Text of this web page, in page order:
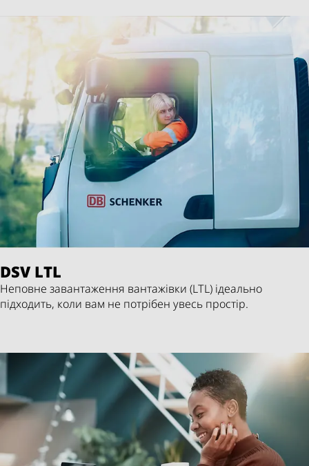
DSVLTL
Неповне завантаження вантажівки (LTL) ідеально
підходить, коли вам не потрібен увесь простір.